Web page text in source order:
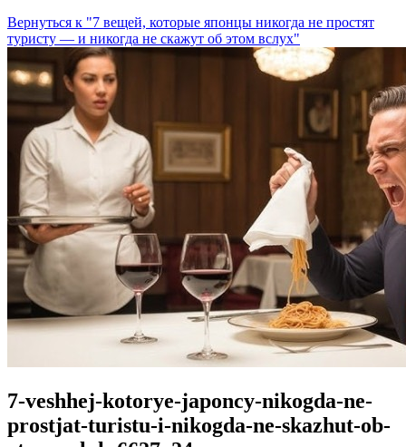
Вернуться к "7 вещей, которые японцы никогда не простят
туристу — и никогда не скажут об этом вслух"
7-veshhej-kotorye-japoncy-nikogda-ne-
prostjat-turistu-i-nikogda-ne-skazhut-ob-